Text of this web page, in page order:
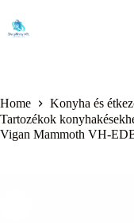
content
Home Konyha és
Tartozékok
Vigan Mammoth VH-